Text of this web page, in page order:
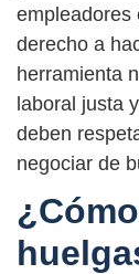
empleadores
derecho a
herramienta
laboral justa
deben
negociar de